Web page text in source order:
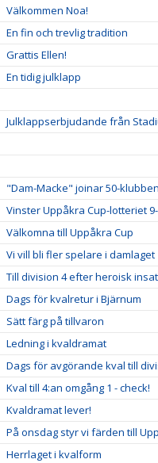
Välkommen Noa!
En fin och trevlig tradition
Grattis Ellen!
En tidig julklapp
Julklappserbjudande från
"Dam-Macke" joinar 50-klubben
Vinster Uppåkra Cup-lotteriet
Välkomna till Uppåkra Cup
Vi vill bli fler spelare i damlaget
Till division 4 efter heroisk
Dags för kvalretur i Bjärnum
Sätt färg på tillvaron
Ledning i kvaldramat
Dags för avgörande kval till
Kval till 4:an omgång 1 - check!
Kvaldramat lever!
På onsdag styr vi färden till
Herrlaget i kvalform